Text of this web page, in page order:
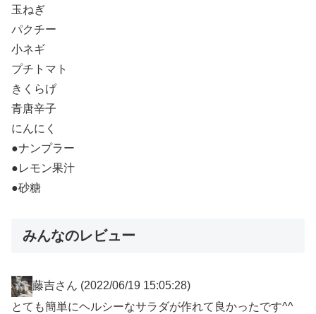
玉ねぎ
パクチー
小ネギ
プチトマト
きくらげ
青唐辛子
にんにく
●ナンプラー
●レモン果汁
●砂糖
みんなのレビュー
藤吉さん (2022/06/19 15:05:28)
とても簡単にヘルシーなサラダが作れて良かったです^^